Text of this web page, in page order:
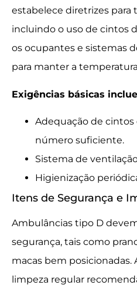
estabelece diretrizes para
incluindo o uso de cintos
os ocupantes e sistemas
para manter a
Exigências básicas
Adequação de cintos
número suficiente.
Sistema de
Higienização
Itens de Segurança e
Ambulâncias tipo D
segurança, tais como
macas bem posicionadas.
limpeza regular